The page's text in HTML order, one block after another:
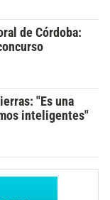
de Córdoba:
"Es una
inteligentes"